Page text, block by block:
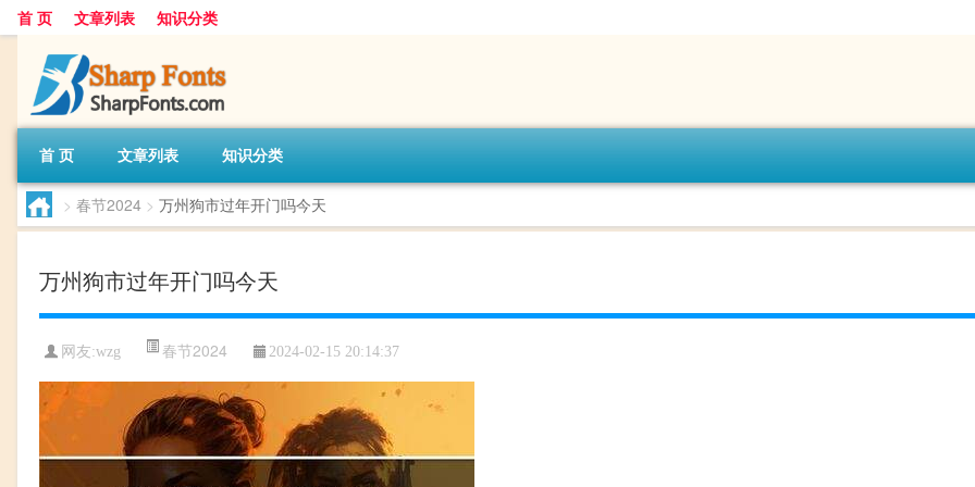
首 页 文章列表 知识分类
首 页 文章列表 知识分类
> 春节2024 > 万州狗市过年开门吗今天
万州狗市过年开门吗今天
网友:wzg 春节2024 2024-02-15 20:14:37